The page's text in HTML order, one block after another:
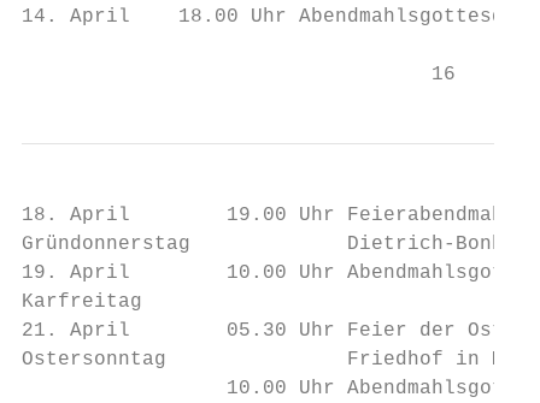
14. April    18.00 Uhr
                                  16
18. April        19.00 Uhr
Gründonnerstag             Dietrich-
19. April        10.00 Uhr
Karfreitag
21. April        05.30 Uhr Feier der
Ostersonntag               Friedhof in
10.00 Uhr